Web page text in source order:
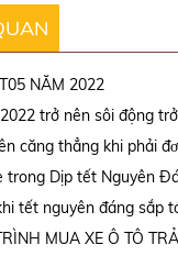
NĂM 2022
trở nên sôi động
căng thẳng khi phải
trong Dịp tết Nguyên
tết nguyên đáng sắp
MUA XE Ô TÔ